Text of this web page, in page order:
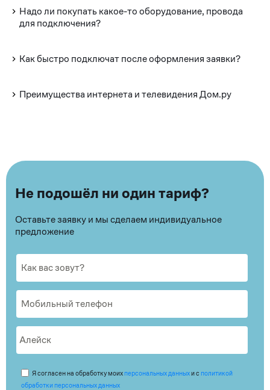
Надо ли покупать какое-то оборудование, провода
для подключения?
Как быстро подключат после оформления заявки?
Преимущества интернета и телевидения Дом.ру
Не подошёл ни один тариф?
Оставьте заявку и мы сделаем индивидуальное
предложение
Я согласен на обработку моих персональных данныхи с политикой
обработки персональных данных